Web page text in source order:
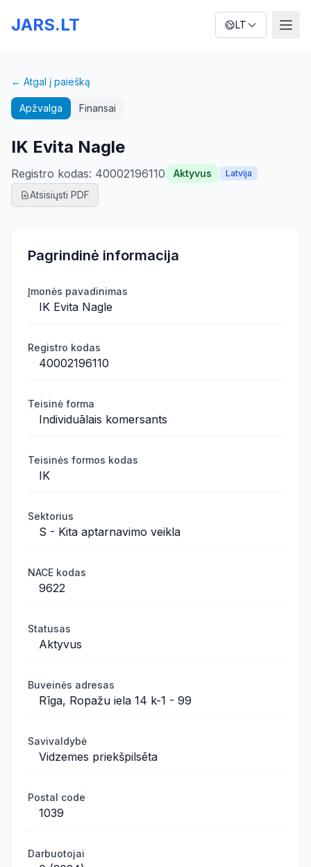
JARS.LT LT
← Atgal į paiešką
Apžvalga Finansai
IK Evita Nagle
Registro kodas: 40002196110 Aktyvus Latvija
Atsisiųsti PDF
Pagrindinė informacija
Įmonės pavadinimas
IK Evita Nagle
Registro kodas
40002196110
Teisinė forma
Individuālais komersants
Teisinės formos kodas
IK
Sektorius
S - Kita aptarnavimo veikla
NACE kodas
9622
Statusas
Aktyvus
Buveinės adresas
Rīga, Ropažu iela 14 k-1 - 99
Savivaldybė
Vidzemes priekšpilsēta
Postal code
1039
Darbuotojai